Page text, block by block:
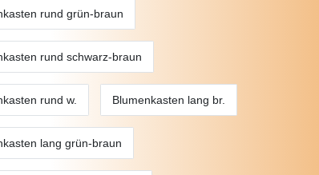
rund grün-braun
rund schwarz-braun
rund w. Blumenkasten lang br.
lang grün-braun